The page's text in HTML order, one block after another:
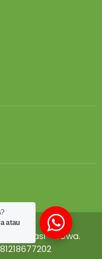
Kalibrasi - Sewa.
atau